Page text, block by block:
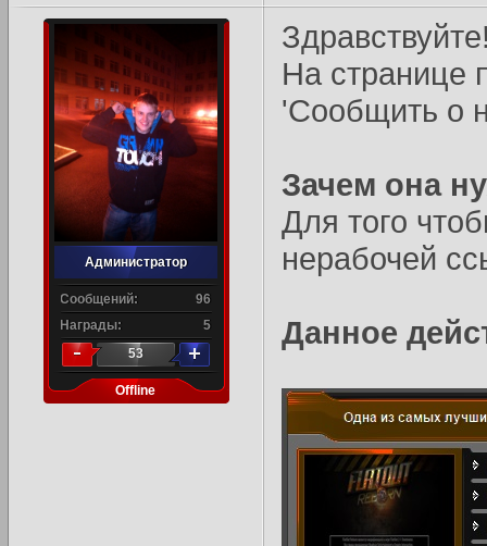
Администратор
Сообщений:
96
Награды:
5
53
Offline
На странице
'Сообщить о
Зачем она
Для того
нерабочей
Данное